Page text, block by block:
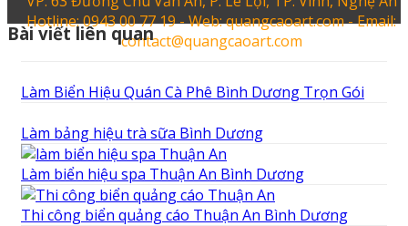
Hotline: 0943 00 77 19 - Web: quangcaoart.com - Email:
contact@quangcaoart.com
Bài viết liên quan
Làm Biển Hiệu Quán Cà Phê Bình Dương Trọn Gói
Làm bảng hiệu trà sữa Bình Dương
Làm biển hiệu spa Thuận An Bình Dương
Thi công biển quảng cáo Thuận An Bình Dương